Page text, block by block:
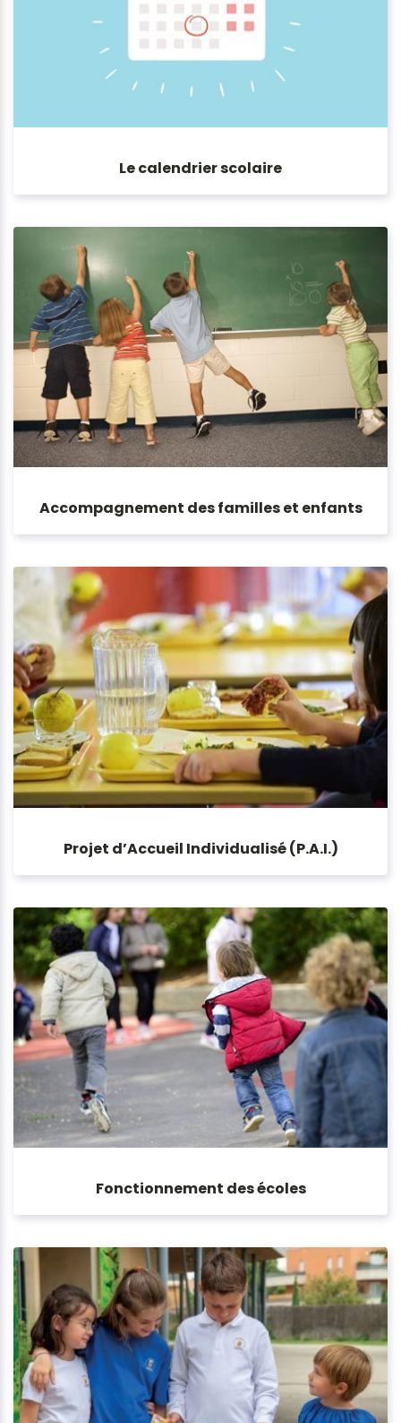
Le calendrier scolaire
Accompagnement des familles et enfants
Projet d’Accueil Individualisé (P.A.I.)
Fonctionnement des écoles